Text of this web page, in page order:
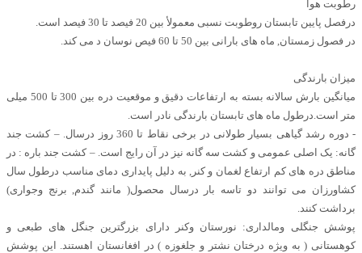
رطوبت هوا
درفصل پایین تابستان روطوبت نسبی معمولأ بین 20 فیصد تا 30 فیصد است.
در فصول زمستان, ماه های بارانی بین 50 تا 60 فیص نوسان د می کند.
میزان بارندگی
میانگین بارش سالانه بسته به ارتفاعات دقیق و موقعیت دره بین 300 تا 500 میلی
متر است.درطول ماه های تابستان بارندگی نادر است.
- دوره رشد گیاهی بسیار طولانی در برخی نقاط تا 360 روز درسال. – کشت جند
گانه: یک اصلی عمومی و کشت سه گانه نیز در آن رایج است. – کشت جند باره : در
مناطق دره های کم ارتفاع لغمان و کنر, به دلیل پایداری دمای مناسب درطول سال
کشاورزان می توانند دو تاسه بار درسال محصول( مانند گندم, برنج وجواری)
برداشت کنند.
پوشش جنگلی ومالداری: نورستان وکنر دارای بزرگترین جنگل های طبعی و
کوهستانی ( به ویژه درختان نشتر و جلغوزه ) در افغانستان اهستند. این پوشش